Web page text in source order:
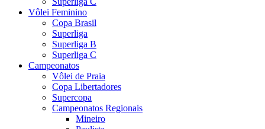
Vôlei Feminino
Copa Brasil
Superliga
Superliga B
Superliga C
Campeonatos
Vôlei de Praia
Copa Libertadores
Supercopa
Campeonatos Regionais
Mineiro